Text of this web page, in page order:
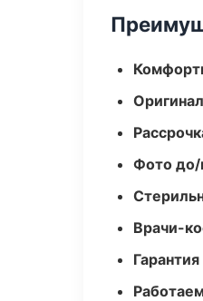
Фото до/
Врачи-